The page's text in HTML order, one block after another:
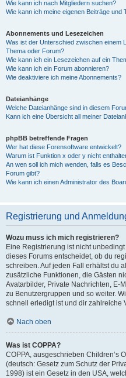
Wie kann ich nach Mitgliedern suchen?
Wie kann ich meine eigenen Beiträge und
Abonnements und Lesezeichen
Was ist der Unterschied zwischen einem
Thema oder Forum?
Wie kann ich ein Lesezeichen auf ein
Wie kann ich ein Forum abonnieren?
Wie deaktiviere ich meine Abonnements?
Dateianhänge
Welche Dateianhänge sind in diesem
Kann ich eine Übersicht all meiner
phpBB betreffende Fragen
Wer hat diese Forensoftware entwickelt?
Warum ist Funktion x oder y nicht
An wen soll ich mich wenden, falls es
Forum gibt?
Wie kann ich einen Administrator des
Registrierung und
Wozu muss ich mich registrieren?
Eine Registrierung ist nicht
dieses Forums entscheidet, ob du
schreiben. Auf jeden Fall erhältst du
zusätzliche Funktionen, die Gästen
Avatarbilder, Private Nachrichten, E-
zu Benutzergruppen und so weiter.
schnell erledigt ist und dir zahlreiche
Nach oben
Was ist COPPA?
COPPA, ausgeschrieben Children’s
(deutsch: Gesetz zum Schutz der
1998) ist ein Gesetz in den USA,